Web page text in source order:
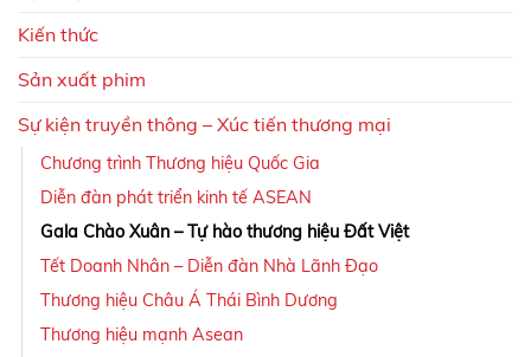
Kiến thức
Sản xuất phim
Sự kiện truyền thông – Xúc tiến thương mại
Chương trình Thương hiệu Quốc Gia
Diễn đàn phát triển kinh tế ASEAN
Gala Chào Xuân – Tự hào thương hiệu Đất Việt
Tết Doanh Nhân – Diễn đàn Nhà Lãnh Đạo
Thương hiệu Châu Á Thái Bình Dương
Thương hiệu mạnh Asean